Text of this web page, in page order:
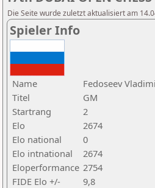
Die Seite wurde zuletzt aktualisiert am
Spieler Info
Name
Fedoseev
Titel
GM
Startrang
2
Elo
2674
Elo national
0
Elo intnational
2674
Eloperformance 2754
FIDE Elo +/-
9,8